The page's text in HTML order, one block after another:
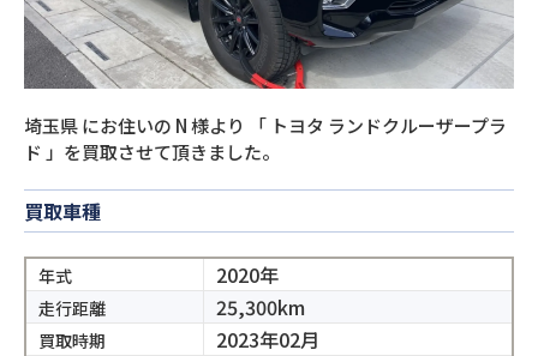
閉じる
埼玉県にお住いの N様より 「 トヨタ ランドクルーザープラ
ド 」を買取させて頂きました。
買取車種
年式 2020年
走行距離 25,300km
買取時期 2023年02月